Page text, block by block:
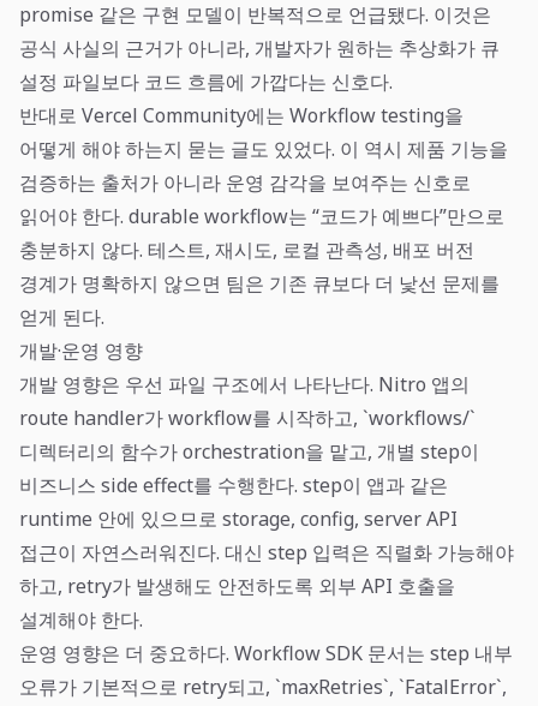
promise 같은 구현 모델이 반복적으로 언급됐다. 이것은
공식 사실의 근거가 아니라, 개발자가 원하는 추상화가 큐
설정 파일보다 코드 흐름에 가깝다는 신호다.
반대로 Vercel Community에는 Workflow testing을
어떻게 해야 하는지 묻는 글도 있었다. 이 역시 제품 기능을
검증하는 출처가 아니라 운영 감각을 보여주는 신호로
읽어야 한다. durable workflow는 “코드가 예쁘다”만으로
충분하지 않다. 테스트, 재시도, 로컬 관측성, 배포 버전
경계가 명확하지 않으면 팀은 기존 큐보다 더 낯선 문제를
얻게 된다.
개발·운영 영향
개발 영향은 우선 파일 구조에서 나타난다. Nitro 앱의
route handler가 workflow를 시작하고, `workflows/`
디렉터리의 함수가 orchestration을 맡고, 개별 step이
비즈니스 side effect를 수행한다. step이 앱과 같은
runtime 안에 있으므로 storage, config, server API
접근이 자연스러워진다. 대신 step 입력은 직렬화 가능해야
하고, retry가 발생해도 안전하도록 외부 API 호출을
설계해야 한다.
운영 영향은 더 중요하다. Workflow SDK 문서는 step 내부
오류가 기본적으로 retry되고, `maxRetries`, `FatalError`,